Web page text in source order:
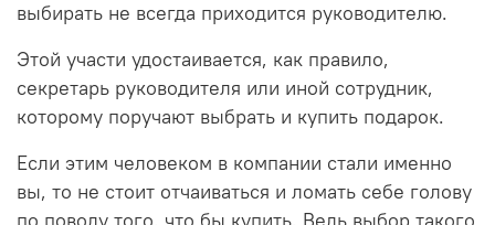
выбирать не всегда приходится руководителю.
Этой участи удостаивается, как правило,
секретарь руководителя или иной сотрудник,
которому поручают выбрать и купить подарок.
Если этим человеком в компании стали именно
вы, то не стоит отчаиваться и ломать себе голову